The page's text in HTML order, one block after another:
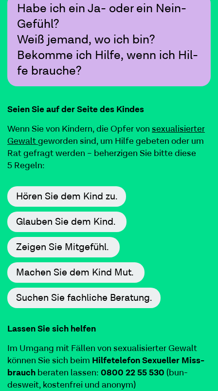
Habe ich ein Ja- oder ein Nein-
Gefühl?
Weiß jemand, wo ich bin?
Bekomme ich Hil­fe, wenn ich Hil­
fe brauche?
Seien Sie auf der Seite des Kindes
Wenn Sie von Kindern, die Opfer von sex­u­al­isiert­er
Gewaltgewor­den sind, um Hil­fe gebeten oder um
Rat gefragt wer­den – beherzi­gen Sie bitte diese
5 Regeln:
Hören Sie dem Kind zu.
Glauben Sie dem Kind.
Zeigen Sie Mit­ge­fühl.
Machen Sie dem Kind Mut.
Suchen Sie fach­liche Beratung.
Lassen Sie sich helfen
Im Umgang mit Fällen von sex­u­al­isiert­er Gewalt
kön­nen Sie sich beim Hil­fetele­fon Sex­ueller Miss­
brauch berat­en lassen: 0800 2255530 (bun­
desweit, kosten­frei und anonym)